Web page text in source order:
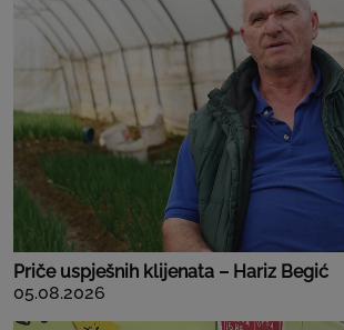
Priče uspješnih klijenata – Hariz Begić
05.08.2026